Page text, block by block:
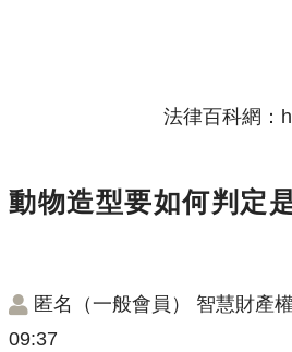
法律百科網：
動物造型要如何判定
匿名（一般會員） 智慧財產權
09:37